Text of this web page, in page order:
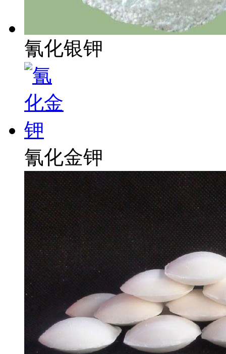
氰化银钾
氰化金钾